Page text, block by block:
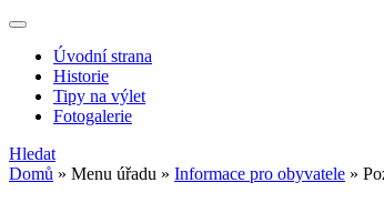
Úvodní strana
Historie
Tipy na výlet
Fotogalerie
Hledat
Domů » Menu úřadu » Informace pro obyvatele »